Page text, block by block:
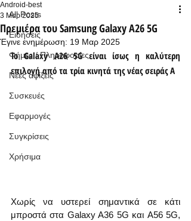
All Posts
Ειδήσεις
Φήμες / Πληροφορίες
Νέες αφίξεις
Συσκευές
Εφαρμογές
Συγκρίσεις
Χρήσιμα
Πρεμιέρα του Samsung Galaxy A26 5G
Android-best
3 Μαρ 2025
Έγινε ενημέρωση: 19 Μαρ 2025
Το Galaxy A26 5G είναι ίσως η καλύτερη
επιλογή από τα τρία κινητά της νέας σειράς A
Χωρίς να υστερεί σημαντικά σε κάτι
μπροστά στα Galaxy A36 5G και A56 5G,